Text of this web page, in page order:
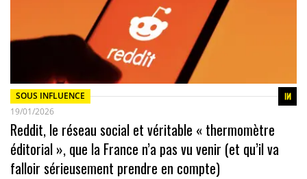
SOUS INFLUENCE
19/01/2026
Reddit, le réseau social et véritable « thermomètre
éditorial », que la France n’a pas vu venir (et qu’il va
falloir sérieusement prendre en compte)